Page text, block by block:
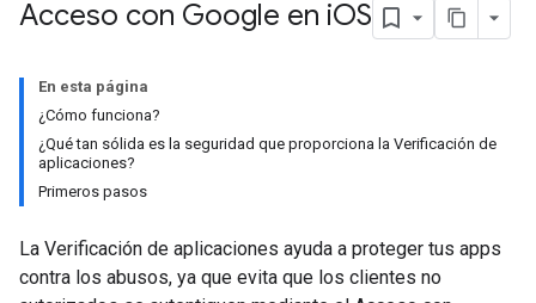
Acceso con Google en iOS
En esta página
¿Cómo funciona?
¿Qué tan sólida es la seguridad que proporciona la Verificación de
aplicaciones?
Primeros pasos
La Verificación de aplicaciones ayuda a proteger tus apps
contra los abusos, ya que evita que los clientes no